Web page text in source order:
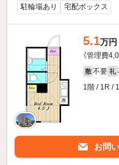
駐輪場あり 宅配ボックス
5.1万円
（管理費
敷 不要 礼
1階 / 1R /
お問